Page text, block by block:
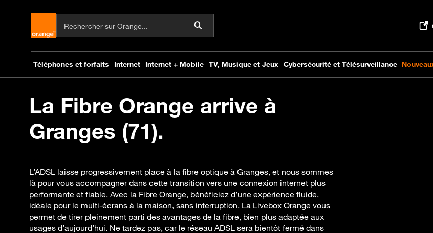
La Fibre Orange arrive à
Granges (71).
L’ADSL laisse progressivement place à la fibre optique à Granges, et nous sommes
là pour vous accompagner dans cette transition vers une connexion internet plus
performante et fiable. Avec la Fibre Orange, bénéficiez d’une expérience fluide,
idéale pour le multi-écrans à la maison, sans interruption. La Livebox Orange vous
permet de tirer pleinement parti des avantages de la fibre, bien plus adaptée aux
usages d’aujourd’hui. Ne tardez pas, car le réseau ADSL sera bientôt fermé dans